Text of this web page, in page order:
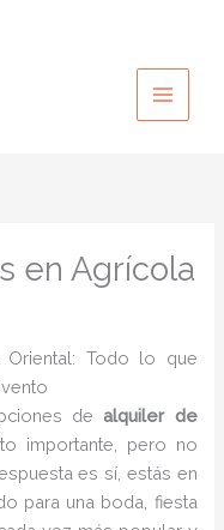
en Agrícola
Todo lo que
dealquiler de
importante, pero no
es sí, estás en
para una boda, fiesta